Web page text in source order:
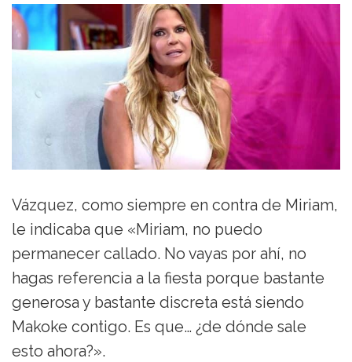
Vázquez, como siempre en contra de Miriam,
le indicaba que «Miriam, no puedo
permanecer callado. No vayas por ahí, no
hagas referencia a la fiesta porque bastante
generosa y bastante discreta está siendo
Makoke contigo. Es que… ¿de dónde sale
esto ahora?».